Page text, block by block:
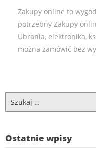
Zakupy online to
potrzebny Zakupy
Ubrania, elektronika,
można zamówić bez
Ostatnie wpisy